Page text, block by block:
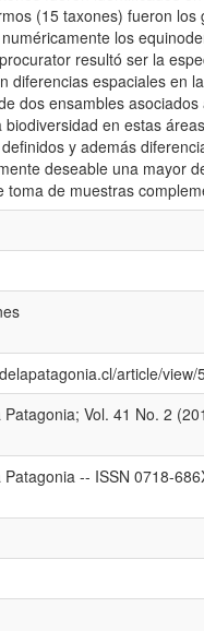
(15 taxones) fueron
los
resultó ser la
diferencias espaciales en
dos ensambles
en estas
y además
deseable una mayor
toma de muestras
article/view/
Vol. 41 No. 2
-- ISSN 0718-